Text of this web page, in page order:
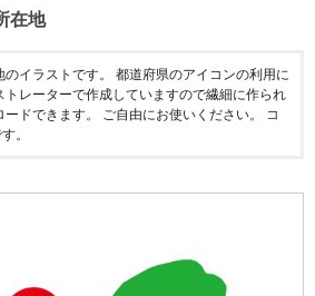
在地
イラストです。 都道府県のアイコンの利用に
トレーターで作成していますので繊細に作られ
ドできます。 ご自由にお使いください。 コ
。